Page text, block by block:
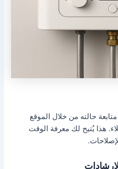
حالته من خلال الموقع
هذا يُتيح لك معرفة الوقت